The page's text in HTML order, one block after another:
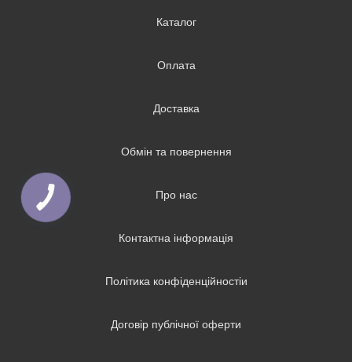
Каталог
Оплата
Доставка
Обмін та повернення
Про нас
Контактна інформація
Політика конфіденційностіи
Договір публічної оферти